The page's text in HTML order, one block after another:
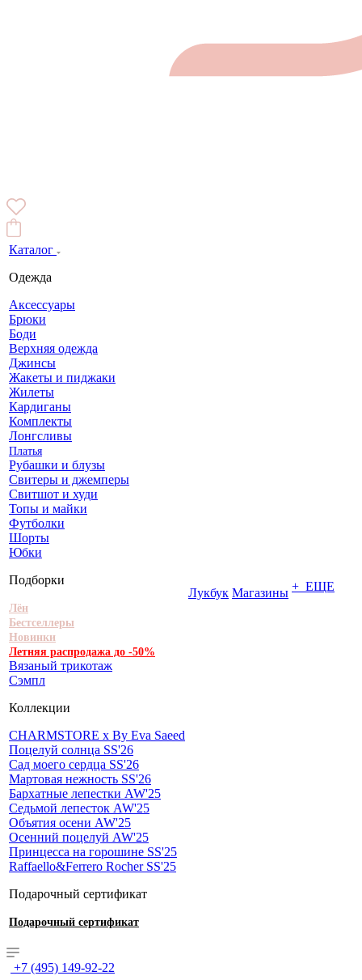
Каталог
Одежда
Аксессуары
Брюки
Боди
Верхняя одежда
Джинсы
Жакеты и пиджаки
Жилеты
Кардиганы
Комплекты
Лонгсливы
Платья
Рубашки и блузы
Свитеры и джемперы
Свитшот и худи
Топы и майки
Футболки
Шорты
Юбки
Подборки
Лён
Бестселлеры
Новинки
Летняя распродажа до -50%
Вязаный трикотаж
Сэмпл
Коллекции
CHARMSTORE х By Eva Saeed
Поцелуй солнца SS'26
Сад моего сердца SS'26
Мартовая нежность SS'26
Бархатные лепестки AW'25
Седьмой лепесток AW'25
Объятия осени AW'25
Осенний поцелуй AW'25
Принцесса на горошине SS'25
Raffaello&Ferrero Rocher SS'25
Подарочный сертификат
Подарочный сертификат
Лукбук Магазины + ЕЩЕ
+7 (495) 149-92-22